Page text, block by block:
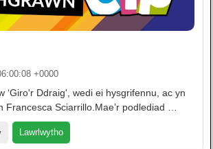
+0000
‘Giro'r Ddraig', wedi ei hysgrifennu, ac yn
Francesca Sciarrillo.Mae’r podlediad …
Lawrlwytho